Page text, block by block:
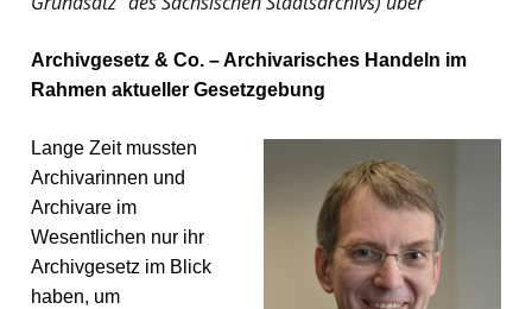
Archivgesetz & Co. – Archivarisches Handeln im
Rahmen aktueller Gesetzgebung
Lange Zeit mussten
Archivarinnen und
Archivare im
Wesentlichen nur ihr
Archivgesetz im Blick
haben, um